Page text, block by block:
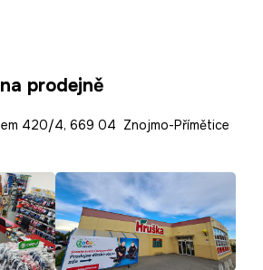
prodejně
420/4, 669 04 Znojmo-Přímětice